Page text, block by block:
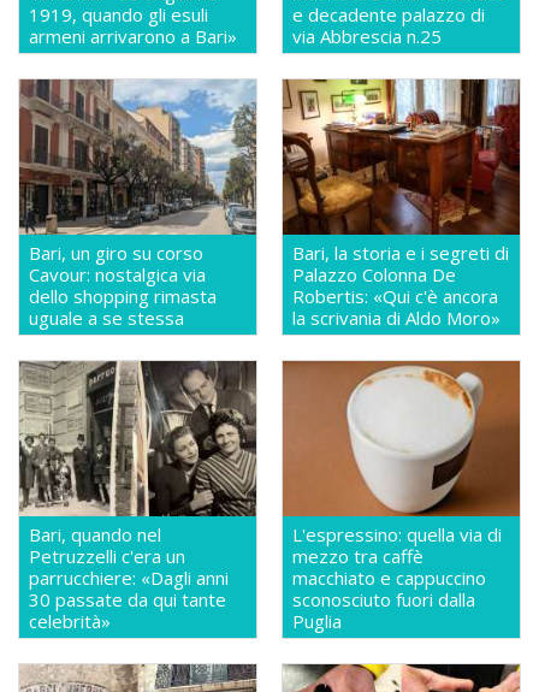
1919, quando gli esuli
armeni arrivarono a Bari»
e decadente palazzo di
via Abbrescia n.25
Bari, un giro su corso
Cavour: nostalgica via
dello shopping rimasta
uguale a se stessa
Bari, la storia e i segreti di
Palazzo Colonna De
Robertis: «Qui c'è ancora
la scrivania di Aldo Moro»
Bari, quando nel
Petruzzelli c'era un
parrucchiere: «Dagli anni
30 passate da qui tante
celebrità»
L'espressino: quella via di
mezzo tra caffè
macchiato e cappuccino
sconosciuto fuori dalla
Puglia